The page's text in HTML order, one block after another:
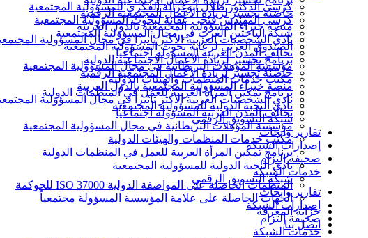
حاضنة تجسير لريادة الأعمال المجتمعية الرقمية
منصة خبراء المسؤولية المجتمعية بالدول العربية
نادي الشخصيات العربية الأكثر تأثيرا في مجال المسؤولية
تحالف المدن العربية المسؤولة اجتماعيا
مؤسسة المؤهلات البريطانية في مجال المسؤولية المجتمعية
مكتب خدمات المنظمات والهيئات الدولية
برنامج تمكين المرأة العربية للعمل في المنظمات الدولية
نادي النخبة الدولية للمسؤولية المجتمعية
شبكة التسويق الرقمي
تقارير وأبحاث
إصدارات الشبكة
صحيفة إلتزام
خدمات الشبكة
المنظمات الحاصلة على المواصفة الدولية ISO 37000 للحوكمة
الجهات الحاصلة على علامة المؤسسة المسؤولة مجتمعياً
خزانة المعرفة
اتصل بنا
كرسي الدكتور طلال أبوغزالة الفكري للمسؤولية المجتمعية
كرسي المهندس فتحي عفانة لبحوث المسؤولية المجتمعية
شبكة الباحثين العرب في مجال المسؤولية المجتمعية
الصندوق العربي لرعاية بحوث المسؤولية المجتمعية
برنامج تجسير لريادة الأعمال الاجتماعية الدولية
حاضنة تجسير لريادة الأعمال المجتمعية الرقمية
منصة خبراء المسؤولية المجتمعية بالدول العربية
نادي الشخصيات العربية الأكثر تأثيرا في مجال المسؤولية
تحالف المدن العربية المسؤولة اجتماعيا
مؤسسة المؤهلات البريطانية في مجال المسؤولية المجتمعية
مكتب خدمات المنظمات والهيئات الدولية
برنامج تمكين المرأة العربية للعمل في المنظمات الدولية
نادي النخبة الدولية للمسؤولية المجتمعية
شبكة التسويق الرقمي
تقارير وأبحاث
إصدارات الشبكة
صحيفة إلتزام
خدمات الشبكة